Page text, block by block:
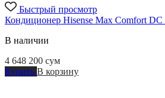
Быстрый просмотр
Кондиционер Hisense Max Comfort DC
В наличии
4 648 200 сум
Купить В корзину